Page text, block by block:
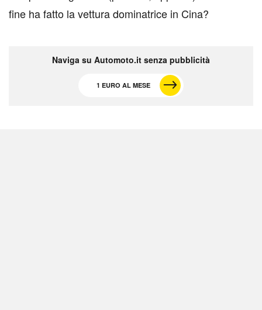
fine ha fatto la vettura dominatrice in Cina?
Naviga su Automoto.it senza pubblicità
1 EURO AL MESE